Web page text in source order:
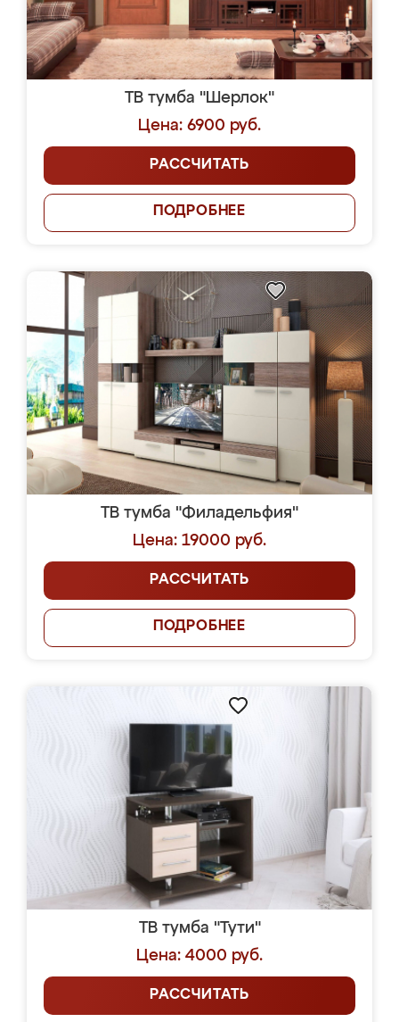
ТВ тумба "Шерлок"
Цена: 6900 руб.
РАССЧИТАТЬ
ПОДРОБНЕЕ
ТВ тумба "Филадельфия"
Цена: 19000 руб.
РАССЧИТАТЬ
ПОДРОБНЕЕ
ТВ тумба "Тути"
Цена: 4000 руб.
РАССЧИТАТЬ